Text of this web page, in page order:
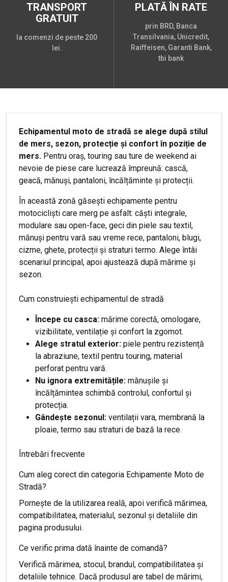
TRANSPORT
GRATUIT
la comenzi de peste 200
lei.
PLATĂ ÎN RATE
prin BRD, Banca
Transilvania, Unicredit,
Raiffeisen, Garanti Bank,
tbi bank
Echipamentul moto de stradă se alege după stilul
de mers, sezon, protecție și confort în poziție de
mers. Pentru oraș, touring sau ture de weekend ai
nevoie de piese care lucrează împreună: cască,
geacă, mănuși, pantaloni, încălțăminte și protecții.
În această zonă găsești echipamente pentru
motocicliști care merg pe asfalt: căști integrale,
modulare sau open-face, geci din piele sau textil,
mănuși pentru vară sau vreme rece, pantaloni, blugi,
cizme, ghete, protecții și straturi termo. Alege întâi
scenariul principal, apoi ajustează după mărime și
sezon.
Cum construiești echipamentul de stradă
Începe cu casca: mărime corectă, omologare,
vizibilitate, ventilație și confort la zgomot.
Alege stratul exterior: piele pentru rezistență
la abraziune, textil pentru touring, material
perforat pentru vară.
Nu ignora extremitățile: mănușile și
încălțămintea schimbă controlul, confortul și
protecția.
Gândește sezonul: ventilații vara, membrană la
ploaie, termo sau straturi de bază la rece.
Întrebări frecvente
Cum aleg corect din categoria Echipamente Moto de
Stradă?
Pornește de la utilizarea reală, apoi verifică mărimea,
compatibilitatea, materialul, sezonul și detaliile din
pagina produsului.
Ce verific prima dată înainte de comandă?
Verifică mărimea, stocul, brandul, compatibilitatea și
detaliile tehnice. Dacă produsul are tabel de mărimi,